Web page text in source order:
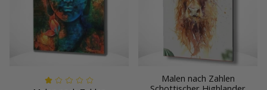
Malen nach Zahlen